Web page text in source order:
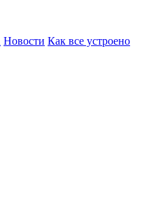
Новости Как все устроено